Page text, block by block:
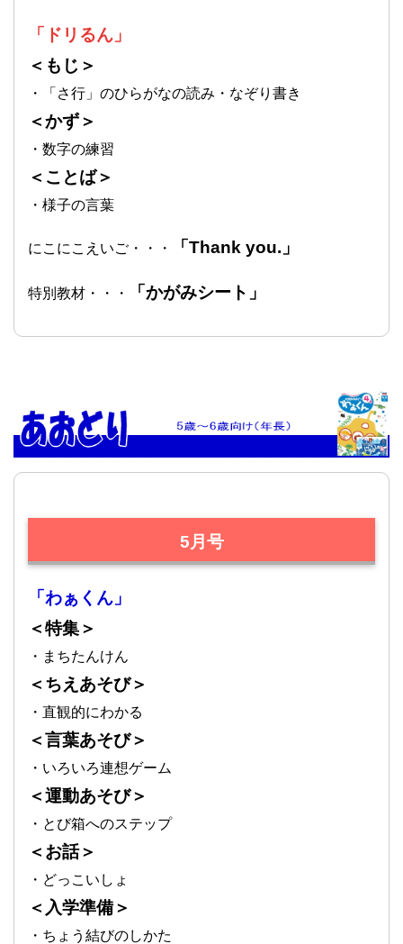
「ドリるん」
＜もじ＞
・「さ行」のひらがなの読み・なぞり書き
＜かず＞
・数字の練習
＜ことば＞
・様子の言葉
にこにこえいご・・・ 「Thank you.」
特別教材・・・ 「かがみシート」
5月号
「わぁくん」
＜特集＞
・まちたんけん
＜ちえあそび＞
・直観的にわかる
＜言葉あそび＞
・いろいろ連想ゲーム
＜運動あそび＞
・とび箱へのステップ
＜お話＞
・どっこいしょ
＜入学準備＞
・ちょう結びのしかた